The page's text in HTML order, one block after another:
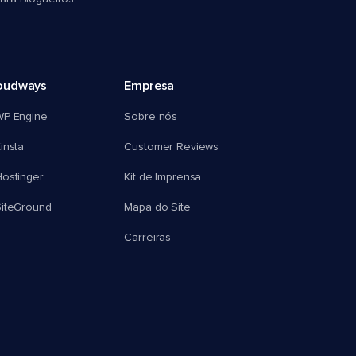
Engine
Empresa
Sobre nós
Customer Reviews
Kit de Imprensa
Mapa do Site
Carreiras